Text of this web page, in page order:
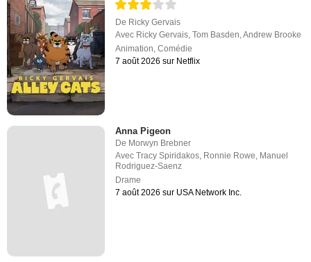
De Ricky Gervais
Avec Ricky Gervais ,Tom Basden ,Andrew Brooke
Animation ,Comédie
7 août 2026 sur Netflix
Anna Pigeon
De Morwyn Brebner
AvecTracy Spiridakos, Ronnie Rowe, Manuel
Rodriguez-Saenz
Drame
7 août 2026 sur USA Network Inc.